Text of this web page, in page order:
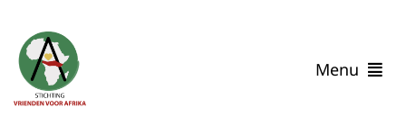
naar
inhoud
Menu